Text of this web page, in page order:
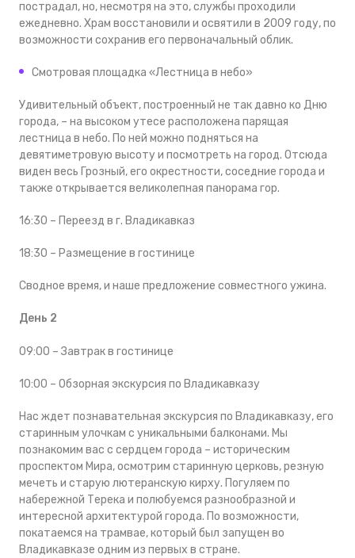
пострадал, но, несмотря на это, службы проходили
ежедневно. Храм восстановили и освятили в 2009 году, по
возможности сохранив его первоначальный облик.
Смотровая площадка «Лестница в небо»
Удивительный объект, построенный не так давно ко Дню
города, – на высоком утесе расположена парящая
лестница в небо. По ней можно подняться на
девятиметровую высоту и посмотреть на город. Отсюда
виден весь Грозный, его окрестности, соседние города и
также открывается великолепная панорама гор.
16:30 – Переезд в г. Владикавказ
18:30 – Размещение в гостинице
Сводное время, и наше предложение совместного ужина.
День 2
09:00 – Завтрак в гостинице
10:00 – Обзорная экскурсия по Владикавказу
Нас ждет познавательная экскурсия по Владикавказу, его
старинным улочкам с уникальными балконами. Мы
познакомим вас с сердцем города – историческим
проспектом Мира, осмотрим старинную церковь, резную
мечеть и старую лютеранскую кирху. Погуляем по
набережной Терека и полюбуемся разнообразной и
интересной архитектурой города. По возможности,
покатаемся на трамвае, который был запущен во
Владикавказе одним из первых в стране.